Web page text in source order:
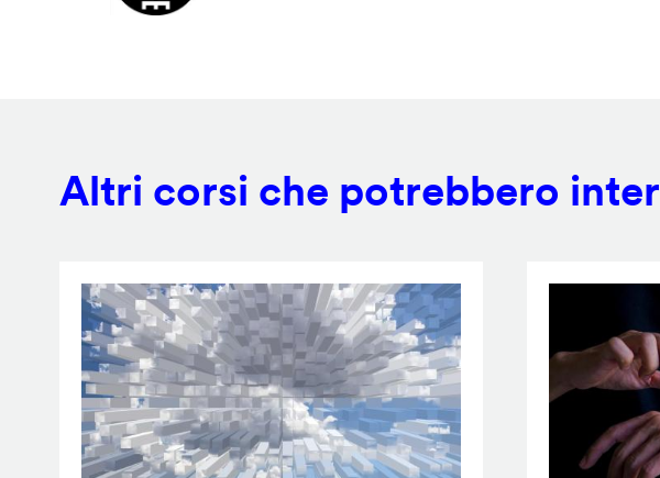
Altri corsi che potrebbero